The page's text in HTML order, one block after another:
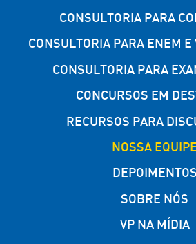
CONSULTORIA PARA
CONSULTORIA PARA ENEM
CONSULTORIA PARA
CONCURSOS EM
RECURSOS PARA
NOSSA EQUIPE
DEPOIMENTOS
SOBRE NÓS
VP NA MÍDIA